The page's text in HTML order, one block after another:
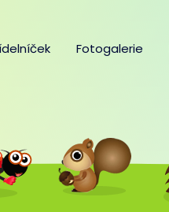
Fotogalerie